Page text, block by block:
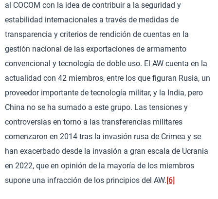
al COCOM con la idea de contribuir a la seguridad y
estabilidad internacionales a través de medidas de
transparencia y criterios de rendición de cuentas en la
gestión nacional de las exportaciones de armamento
convencional y tecnología de doble uso. El AW cuenta en la
actualidad con 42 miembros, entre los que figuran Rusia, un
proveedor importante de tecnología militar, y la India, pero
China no se ha sumado a este grupo. Las tensiones y
controversias en torno a las transferencias militares
comenzaron en 2014 tras la invasión rusa de Crimea y se
han exacerbado desde la invasión a gran escala de Ucrania
en 2022, que en opinión de la mayoría de los miembros
supone una infracción de los principios del AW. [6]